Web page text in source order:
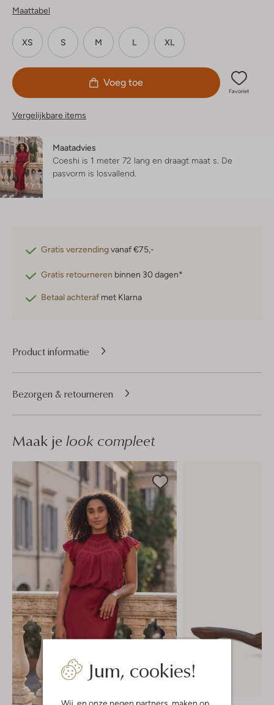
Jum, cookies!
Wij, en onze negen partners , maken op
Maattabel
XS S M L XL
Voeg toe
Favoriet
Vergelijkbare items
Maatadvies
Coeshi is 1 meter 72 lang en draagt maat s. De
pasvorm is losvallend
Gratis verzendingvanaf €75,-
Gratis retourneren binnen 30 dagen*
Betaal achteraf met Klarna
Product informatie
Bezorgen & retourneren
Maak je look compleet